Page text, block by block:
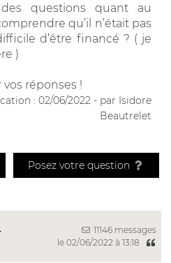
questions quant au
qu’il n’était pas
d’être financé ? ( je
)
réponses !
: 02/06/2022 - par Isidore
Beautrelet
Posez votre question
11146 messages
le 02/06/2022 à 13:18